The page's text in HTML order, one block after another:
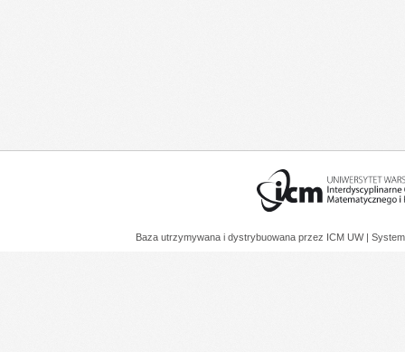
Baza utrzymywana i dystrybuowana przez ICM UW |